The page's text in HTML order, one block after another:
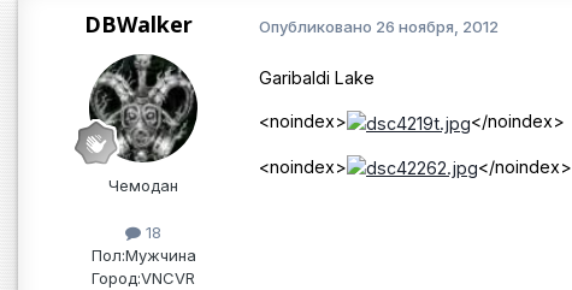
DBWalker
Чемодан
18
Пол:Мужчина
Город:VNCVR
Опубликовано 26 ноября, 2012
Garibaldi Lake
<noindex> </noindex>
<noindex> </noindex>